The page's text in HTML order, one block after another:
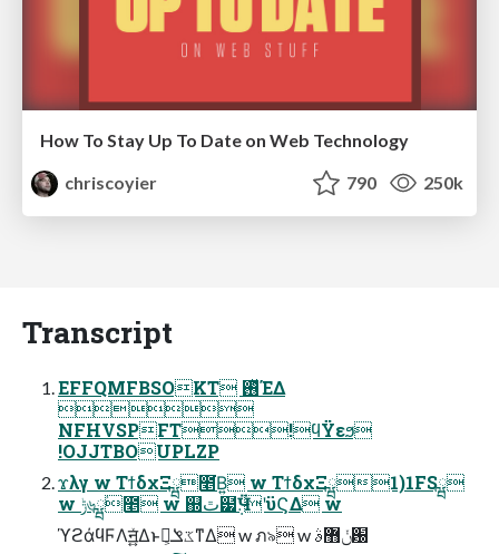
How To Stay Up To Date on Web Technology
chriscoyier
790 250k
Transcript
EFFQMFBSOKT ࢖ͬͯΈΔ

NFHVSPFT!ϥΫεϧ
!OJJTBOUPLZP
ϫλγ w ΤϯδχΞྺ೥͘Β͍ w ΤϯδχΞྺ1)1FSྺ
w ݱ৬ྺؙ೥ w ஍ٿ๷Ӵ܉ʹϋϚΔ w
ϓϩάϥϜΛॻ͍͍ͯΔͱػݏ͕ྑ͘ͳΔ w ภ৯ w ݩ޻ࣄ԰